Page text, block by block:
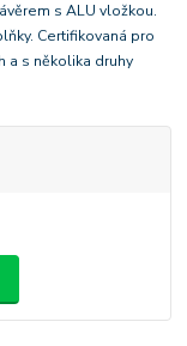
s ALU vložkou.
Certifikovaná pro
a s několika druhy